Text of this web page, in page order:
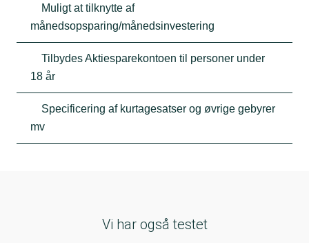
Muligt at tilknytte af
månedsopsparing/månedsinvestering
Tilbydes Aktiesparekontoen til personer under
18 år
Specificering af kurtagesatser og øvrige gebyrer
mv
Vi har også testet